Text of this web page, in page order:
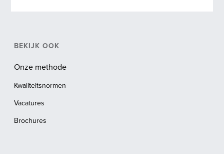
BEKIJK OOK
Onze methode
Kwaliteitsnormen
Vacatures
Brochures